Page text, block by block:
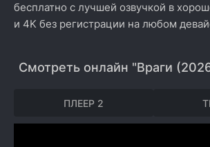
бесплатно с лучшей озвучкой в
и 4K без регистрации на любом
Смотреть онлайн "Враги
ПЛЕЕР 2